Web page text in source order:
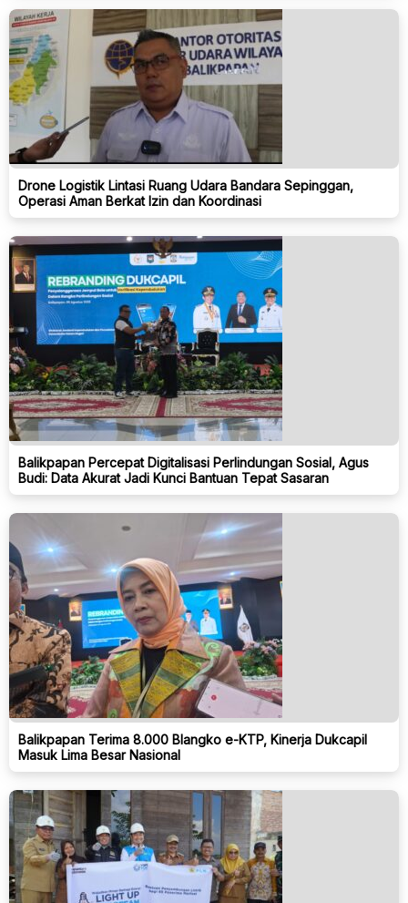
Drone Logistik Lintasi Ruang Udara Bandara Sepinggan,
Operasi Aman Berkat Izin dan Koordinasi
Balikpapan Percepat Digitalisasi Perlindungan Sosial, Agus
Budi: Data Akurat Jadi Kunci Bantuan Tepat Sasaran
Balikpapan Terima 8.000 Blangko e-KTP, Kinerja Dukcapil
Masuk Lima Besar Nasional